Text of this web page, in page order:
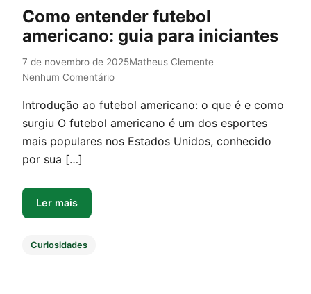
Como entender futebol
americano: guia para iniciantes
7 de novembro de 2025Matheus Clemente
Nenhum Comentário
Introdução ao futebol americano: o que é e como
surgiu O futebol americano é um dos esportes
mais populares nos Estados Unidos, conhecido
por sua […]
Ler mais
Curiosidades